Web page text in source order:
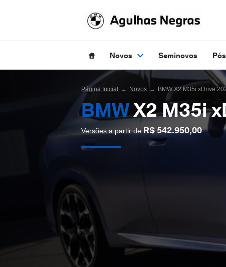
Novos Seminovos
Página Inicial Novos BMW X2 M35i xDrive
BMWX2 M35i
Versões a partir de R$ 542.950,00